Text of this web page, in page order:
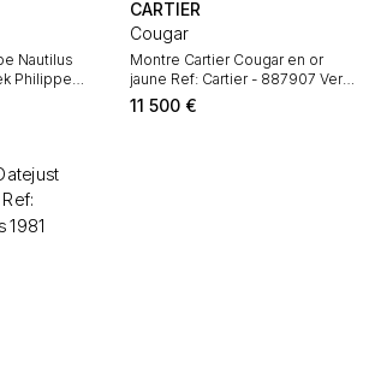
Nautilus
Philippe -
CARTIER
Cougar
Montre Cartier Cougar en or
jaune Ref: Cartier - 887907 Vers
1990
11 500 €